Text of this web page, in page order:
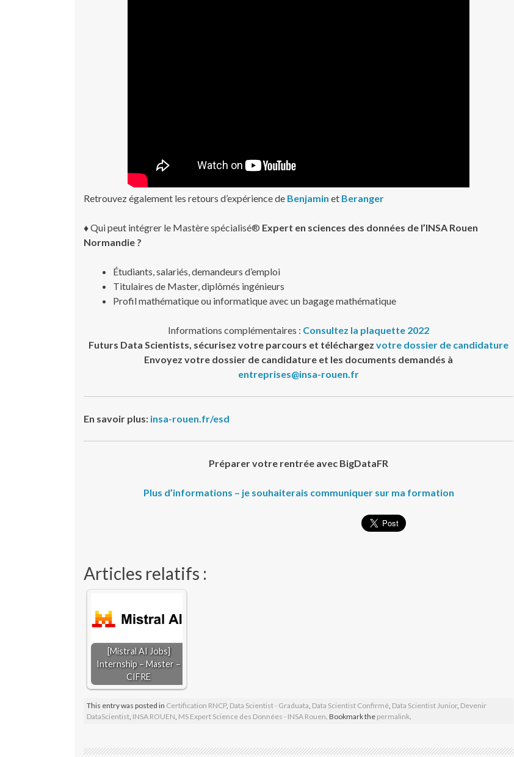
Retrouvez également les retours d’expérience de Benjamin et Beranger
♦Qui peut intégrer le Mastère spécialisé® Expert en sciences des données de l’INSA Rouen
Normandie ?
Étudiants, salariés, demandeurs d’emploi
Titulaires de Master, diplômés ingénieurs
Profil mathématique ou informatique avec un bagage mathématique
Informations complémentaires : Consultez la plaquette 2022
Futurs Data Scientists, sécurisez votre parcours et téléchargez votre dossier de candidature
Envoyez votre dossier de candidature et les documents demandés à
entreprises@insa-rouen.fr
En savoir plus: insa-rouen.fr/esd
Préparer votre rentrée avec BigDataFR
Plus d’informations – je souhaiterais communiquer sur ma formation
Articles relatifs :
[Mistral AI Jobs]
Internship – Master –
CIFRE
This entry was posted in Certification RNCP, Data Scientist - Graduata, Data Scientist Confirmé, Data Scientist Junior, Devenir
DataScientist, INSA ROUEN, MS Expert Science des Données - INSA Rouen. Bookmark the permalink.